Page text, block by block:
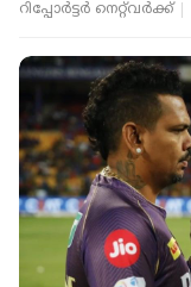
റിപ്പോർട്ടർ നെറ്റ്‌വര്‍ക്ക്‌